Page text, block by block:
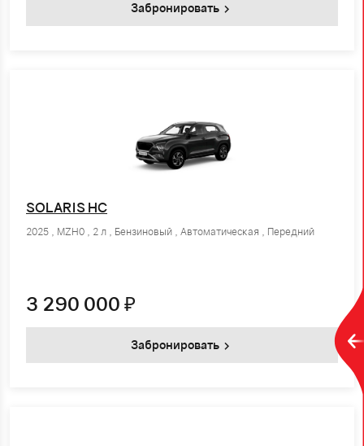
Забронировать
SOLARIS HC
2025 , MZH0 , 2 л , Бензиновый , Автоматическая , Передний
3 290 000 ₽
Забронировать